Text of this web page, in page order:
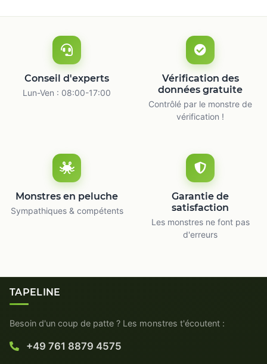
Conseil d'experts
Lun-Ven : 08:00-17:00
Vérification des
données gratuite
Contrôlé par le monstre de
vérification !
Monstres en peluche
Sympathiques & compétents
Garantie de
satisfaction
Les monstres ne font pas
d'erreurs
TAPELINE
Besoin d'un coup de patte ? Les monstres t'écoutent :
+49 761 8879 4575